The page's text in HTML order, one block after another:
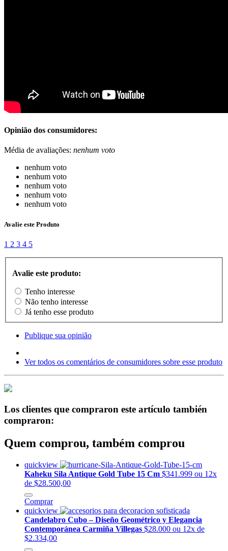
Opinião dos consumidores:
Média de avaliações: nenhum voto
nenhum voto
nenhum voto
nenhum voto
nenhum voto
nenhum voto
Avalie este Produto
1 2 3 4 5
Avalie este produto:
Tenho interesse
Não tenho interesse
Já tenho esse produto
Publique sua opinião
Ver todos os comentários de consumidores sobre esse produto
Los clientes que compraron este artículo también
compraron:
Quem comprou, também comprou
quickview
Kaheku Sila Antique Gold Tube 15 Cm $341.999 ou 12x
de $28.500,00
Comprar
quickview
Candelabro Cubo – Diseño Geométrico y Elegancia
Contemporánea Carmiña Villegas $28.000 ou 12x de
$2.334,00